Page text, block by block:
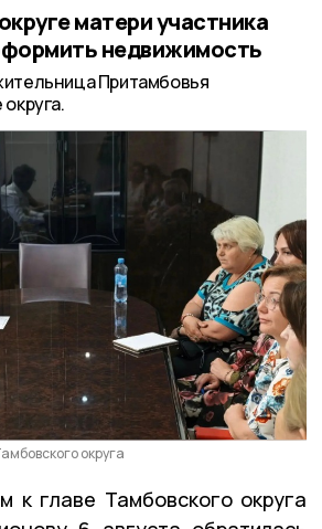
матери участника
недвижимость
Притамбовья
округа
к главе Тамбовского округа